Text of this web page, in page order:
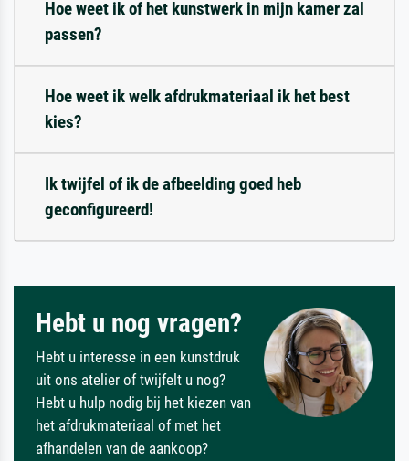
Hoe weet ik of het kunstwerk in mijn kamer zal
passen?
Hoe weet ik welk afdrukmateriaal ik het best
kies?
Ik twijfel of ik de afbeelding goed heb
geconfigureerd!
Hebt u nog vragen?
Hebt u interesse in een kunstdruk
uit ons atelier of twijfelt u nog?
Hebt u hulp nodig bij het kiezen van
het afdrukmateriaal of met het
afhandelen van de aankoop?